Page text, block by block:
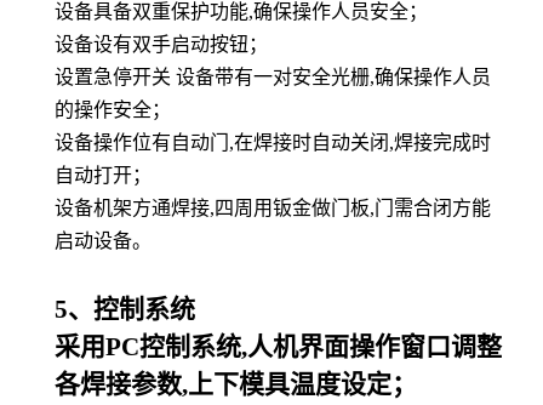
设备具备双重保护功能,确保操作人员安全；
设备设有双手启动按钮；
设置急停开关 设备带有一对安全光栅,确保操作人员
的操作安全；
设备操作位有自动门,在焊接时自动关闭,焊接完成时
自动打开；
设备机架方通焊接,四周用钣金做门板,门需合闭方能
启动设备。
5、控制系统
采用PC控制系统,人机界面操作窗口调整
各焊接参数,上下模具温度设定；